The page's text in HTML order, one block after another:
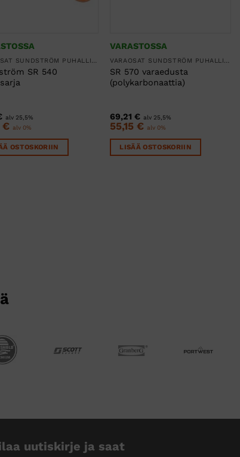
VARAOSAT SUNDSTRÖM PUHALLINSUOJAIMIIN
SR 540
alv 25,5%
€ alv 0%
OSTOSKORIIN
VARASTOSSA
VARAOSAT SUNDSTRÖM PUHALLINSUOJAIMIIN
SR 570 varaedusta
(polykarbonaattia)
69,21€ alv 25,5%
55,15€ alv 0%
LISÄÄ OSTOSKORIIN
uutiskirje ja saat